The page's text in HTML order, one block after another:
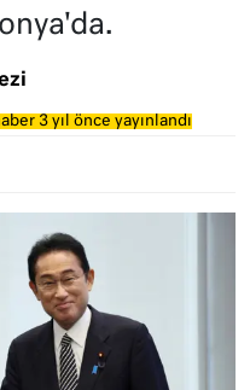
3 yıl önce yayınlandı